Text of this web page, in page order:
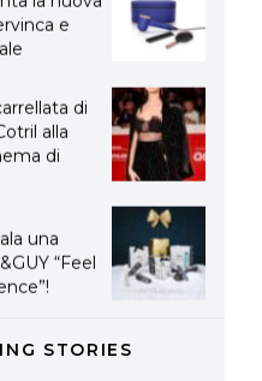
e
di
alla
di
una
“Feel
la sua
STORIES